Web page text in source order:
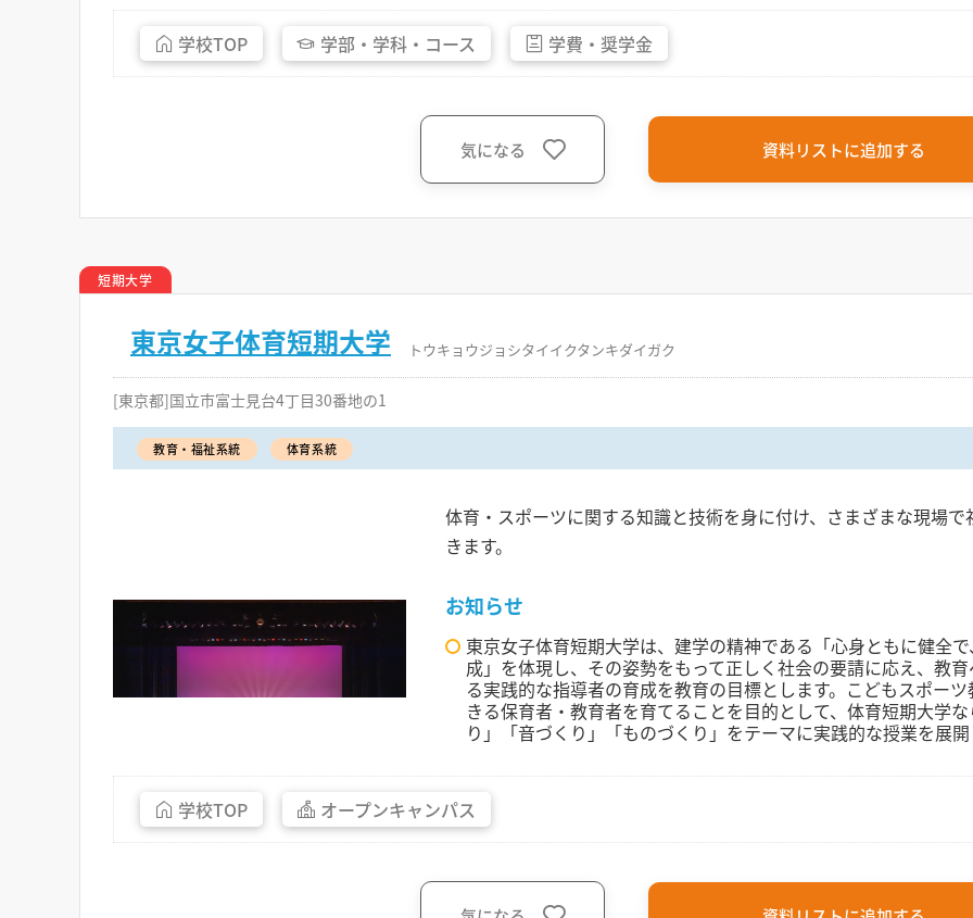
学校TOP 学部・ 学科・ コース 学費・ 奨学金
気になる 資料リストに追加する
短期大学
東京女子体育短期大学 トウキョウジョシタイイクタンキダイガク
[東京都]国立市富士見台4丁目30番地の1
教育・福祉系統 体育系統
体育・スポーツに関する知識と技術を身に付け、さまざまな現場
きます。
お知らせ
東京女子体育短期大学は、建学の精神である「心身ともに健全
成」を体現し、その姿勢をもって正しく社会の要請に応え、教
る実践的な指導者の育成を教育の目標とします。こどもスポー
きる保育者・教育者を育てることを目的として、体育短期大学
り」「音づくり」「ものづくり」をテーマに実践的な授業を展
学校TOP オープンキャンパス